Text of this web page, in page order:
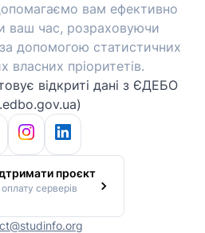
вам ефективно
ваш час, розраховуючи
допомогою статистичних
власних пріоритетів.
відкриті дані з ЄДЕБО
проєкт
серверів